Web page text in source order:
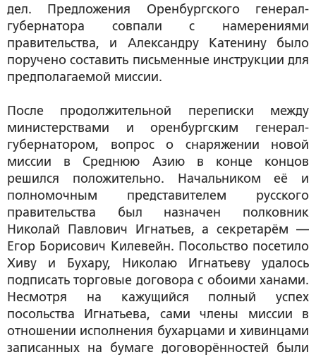
дел. Предложения Оренбургского генерал-
губернатора совпали с намерениями
правительства, и Александру Катенину было
поручено составить письменные инструкции для
предполагаемой миссии.
После продолжительной переписки между
министерствами и оренбургским генерал-
губернатором, вопрос о снаряжении новой
миссии в Среднюю Азию в конце концов
решился положительно. Начальником её и
полномочным представителем русского
правительства был назначен полковник
Николай Павлович Игнатьев, а секретарём —
Егор Борисович Килевейн. Посольство посетило
Хиву и Бухару, Николаю Игнатьеву удалось
подписать торговые договора с обоими ханами.
Несмотря на кажущийся полный успех
посольства Игнатьева, сами члены миссии в
отношении исполнения бухарцами и хивинцами
записанных на бумаге договорённостей были